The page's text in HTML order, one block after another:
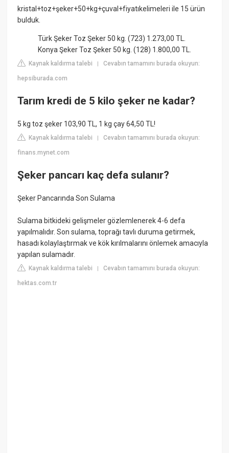
kristal+toz+şeker+50+kg+çuval+fiyatıkelimeleri ile 15 ürün
bulduk.
Türk Şeker Toz Şeker 50 kg. (723) 1.273,00 TL.
Konya Şeker Toz Şeker 50 kg. (128) 1.800,00 TL.
Kaynak kaldırma talebi |Cevabın tamamını burada okuyun:
hepsiburada.com
Tarım kredi de 5 kilo şeker ne kadar?
5 kg toz şeker 103,90 TL, 1 kg çay 64,50 TL!
Kaynak kaldırma talebi |Cevabın tamamını burada okuyun:
finans.mynet.com
Şeker pancarı kaç defa sulanır?
Şeker Pancarında Son Sulama
Sulama bitkideki gelişmeler gözlemlenerek 4-6 defa
yapılmalıdır. Son sulama, toprağı tavlı duruma getirmek,
hasadı kolaylaştırmak ve kök kırılmalarını önlemek amacıyla
yapılan sulamadır.
Kaynak kaldırma talebi |Cevabın tamamını burada okuyun:
hektas.com.tr